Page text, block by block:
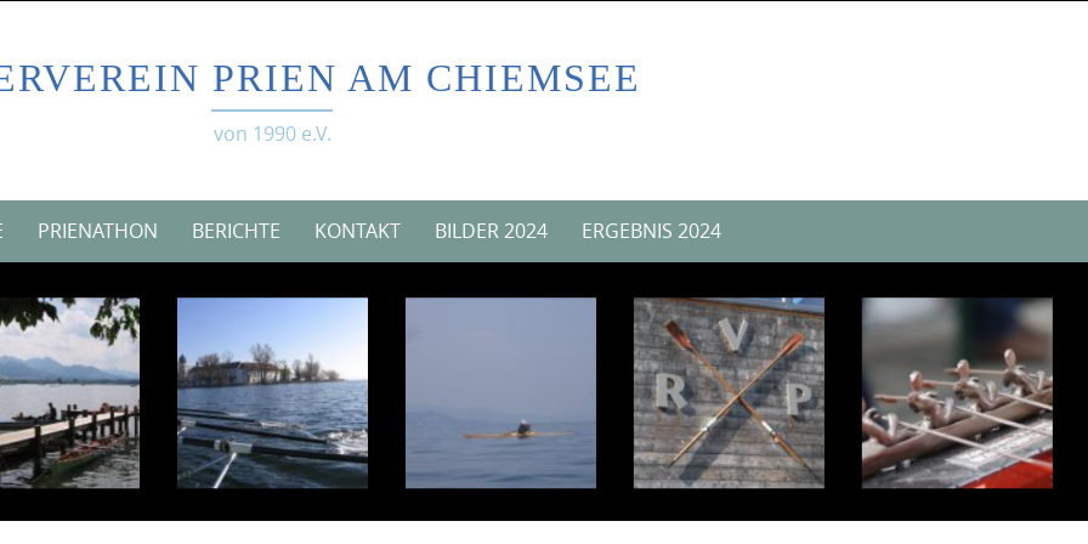
PRIEN AM CHIEMSEE
von 1990 e.V.
PRIENATHON BERICHTE KONTAKT BILDER 2024 ERGEBNIS 2024